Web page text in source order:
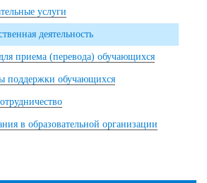
услуги
деятельность
приема (перевода) обучающихся
поддержки обучающихся
в образовательной организации